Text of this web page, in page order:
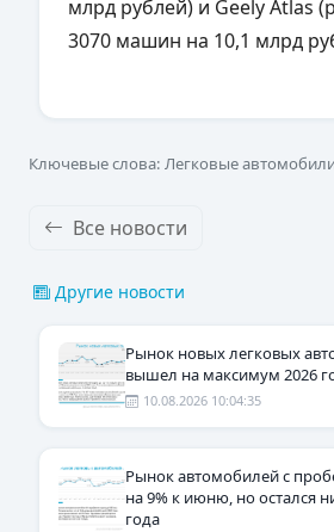
млрд рублей) и Geely Atlas
3070 машин на 10,1 млрд
Ключевые слова: Легковые
Все новости
Другие новости
Рынок новых легковых
вышел на максимум 2026
10.08.2026 10:04:35
Рынок автомобилей с
на 9% к июню, но остался
года